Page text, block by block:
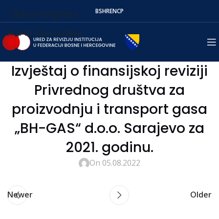
Skip to navigation
Skip to main content
BSHRENСР
Izvještaj o finansijskoj reviziji
Privrednog društva za
proizvodnju i transport gasa
„BH-GAS“ d.o.o. Sarajevo za
2021. godinu.
On 05.08.2022
Newer Older